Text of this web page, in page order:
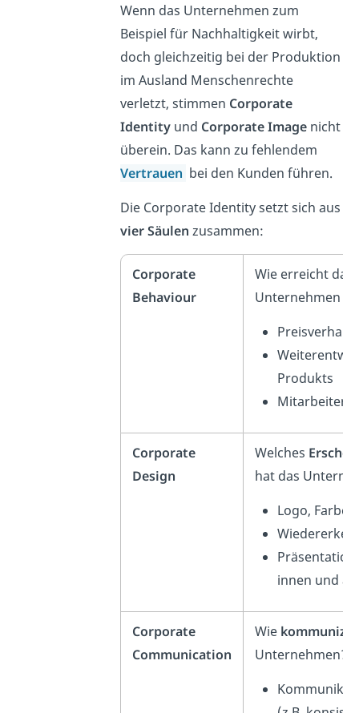
Wenn das Unternehmen zum
Beispiel für Nachhaltigkeit wirbt,
doch gleichzeitig bei der Produktion
im Ausland Menschenrechte
verletzt, stimmen Corporate
Identityund Corporate Imagenicht
überein. Das kann zu fehlendem
Vertrauen bei den Kunden führen.
Die Corporate Identity setzt sich aus
vier Säulen zusammen:
Corporate
Behaviour
Wie erreicht das
Unternehmen
Produkts
Corporate
Design
Welches
hat das
Logo,
Präsentation
innen und
Corporate
Communication
Wie
Unternehmen?